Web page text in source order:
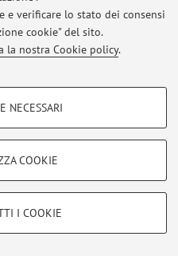
e verificare lo stato dei consensi
cookie" del sito.
la nostra Cookie policy.
esemplificativo, per il corretto
NECESSARI
COOKIE
I COOKIE